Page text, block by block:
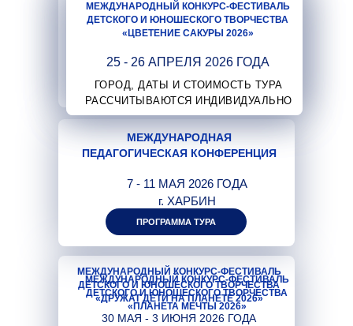
ДЕТСКОГО И ЮНОШЕСКОГО ТВОРЧЕСТВА
«ЦВЕТЕНИЕ САКУРЫ 2026»
25 - 26 АПРЕЛЯ 2026 ГОДА
РАССЧИТЫВАЮТСЯ ИНДИВИДУАЛЬНО
МЕЖДУНАРОДНЫЙ КОНКУРС-ФЕСТИВАЛЬ
ДЕТСКОГО И ЮНОШЕСКОГО ТВОРЧЕСТВА
«ПЛАНЕТА МЕЧТЫ 2026»
МЕЖДУНАРОДНЫЙ КОНКУРС-ФЕСТИВАЛЬ
ДЕТСКОГО И ЮНОШЕСКОГО ТВОРЧЕСТВА
«ДРУЖАТ ДЕТИ НА ПЛАНЕТЕ 2026»
30 МАЯ - 3 ИЮНЯ 2026 ГОДА
ПРОГРАММА ТУРА
МЕЖДУНАРОДНЫЙ КОНКУРС-ФЕСТИВАЛЬ
ДЕТСКОГО И ЮНОШЕСКОГО ТВОРЧЕСТВА
«ЦВЕТЕНИЕ САКУРЫ 2026»
25 - 26 АПРЕЛЯ 2026 ГОДА
ГОРОД, ДАТЫ И СТОИМОСТЬ ТУРА
РАССЧИТЫВАЮТСЯ ИНДИВИДУАЛЬНО
7 - 11 МАЯ 2026 ГОДА
г. ХАРБИН
МЕЖДУНАРОДНАЯ
ПЕДАГОГИЧЕСКАЯ КОНФЕРЕНЦИЯ